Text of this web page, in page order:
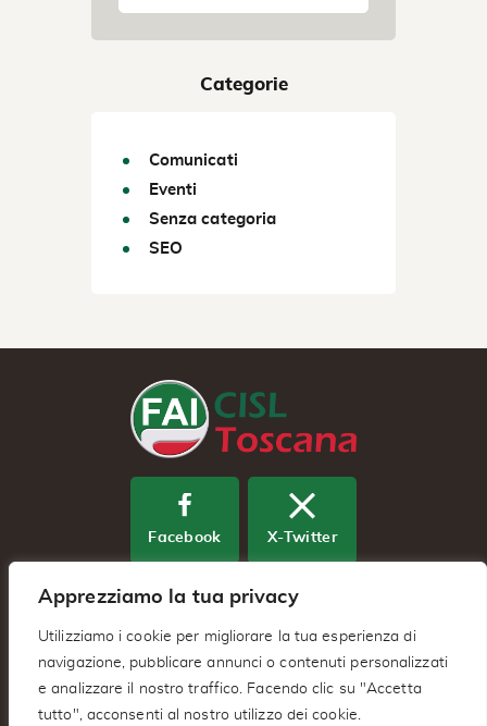
Apprezziamo la tua privacy
Utilizziamo i cookie per migliorare la tua esperienza di
navigazione, pubblicare annunci o contenuti personalizzati
e analizzare il nostro traffico. Facendo clic su "Accetta
tutto", acconsenti al nostro utilizzo dei cookie.
Categorie
Comunicati
Eventi
Senza categoria
SEO
Facebook X-Twitter
Youtube
Fai Cisl Regionale Toscana – Via
Benedetto Dei 2/A 50127 – Firenze (FI)